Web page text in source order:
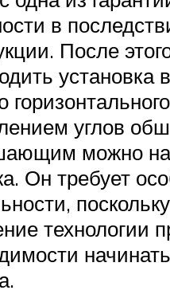
в
После
установка
углов
можно
Он требует
поскольку
технологии